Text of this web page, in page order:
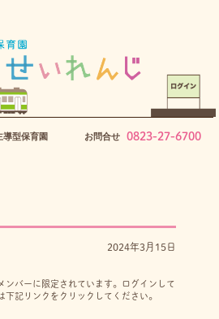
型保育園 お問合せ 0823-27-6700
2024年3月15日
ンバーに限定されています。ログインして
下記リンクをクリックしてください。